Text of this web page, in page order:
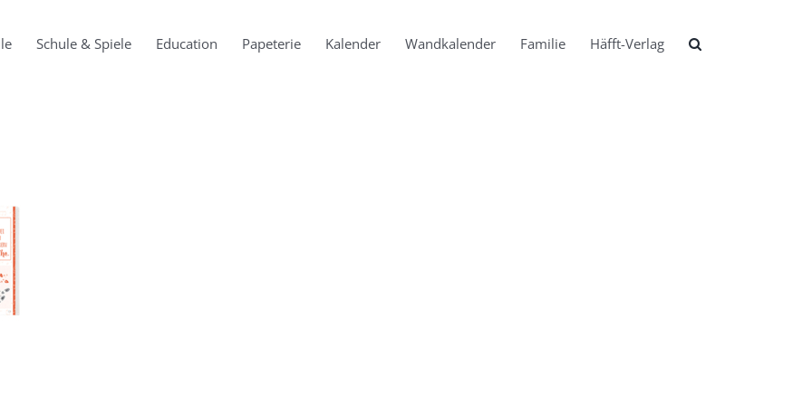
Schule & Spiele Education Papeterie Kalender Wandkalender Familie Häfft-Verlag